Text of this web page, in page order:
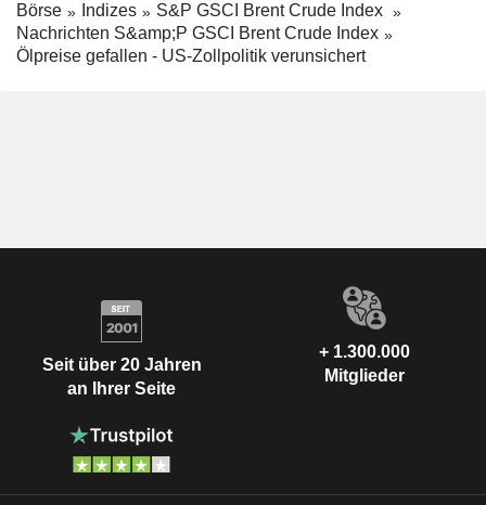
Börse Indizes
S&P GSCI Brent Crude Index
Nachrichten S&amp;P GSCI Brent Crude Index
Ölpreise gefallen - US-Zollpolitik verunsichert
Seit über 20 Jahren
an Ihrer Seite
+ 1.300.000
Mitglieder